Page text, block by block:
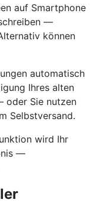
auf Smartphone
—
können
automatisch
Ihres alten
oder Sie nutzen
Selbstversand.
wird Ihr
—